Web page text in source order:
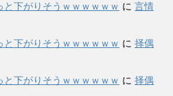
と下がりそうｗｗｗｗｗｗ に 言情
と下がりそうｗｗｗｗｗｗ に 择偶
と下がりそうｗｗｗｗｗｗ に 择偶